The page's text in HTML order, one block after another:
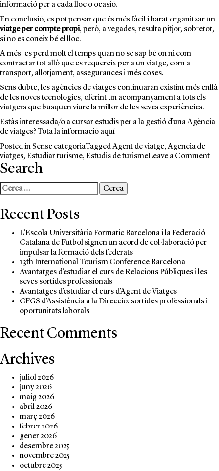
informació per a cada lloc o ocasió.
En conclusió, es pot pensar que és més fàcil i barat organitzar un
viatge per compte propi, però, a vegades, resulta pitjor, sobretot,
si no es coneix bé el lloc.
A més, es perd molt el temps quan no se sap bé on ni com
contractar tot allò que es requereix per a un viatge, com a
transport, allotjament, assegurances i més coses.
Sens dubte, les agències de viatges continuaran existint més enllà
de les noves tecnologies, oferint un acompanyament a tots els
viatgers que busquen viure la millor de les seves experiències.
Estàs interessada/o a cursar estudis per a la gestió d’una Agència
de viatges? Tota la informació aquí
Posted in Sense categoriaTaggedAgent de viatge, Agencia de
viatges, Estudiar turisme, Estudis de turismeLeave a Commenton
Search
Cerca:
Recent Posts
L’Escola Universitària Formatic Barcelona i la Federació
Catalana de Futbol signen un acord de col·laboració per
impulsar la formació dels federats
13th International Tourism Conference Barcelona
Avantatges d’estudiar el curs de Relacions Públiques i les
seves sortides professionals
Avantatges d’estudiar el curs d’Agent de Viatges
CFGS d’Assistència a la Direcció: sortides professionals i
oportunitats laborals
Recent Comments
Archives
juliol 2026
juny 2026
maig 2026
abril 2026
març 2026
febrer 2026
gener 2026
desembre 2025
novembre 2025
octubre 2025